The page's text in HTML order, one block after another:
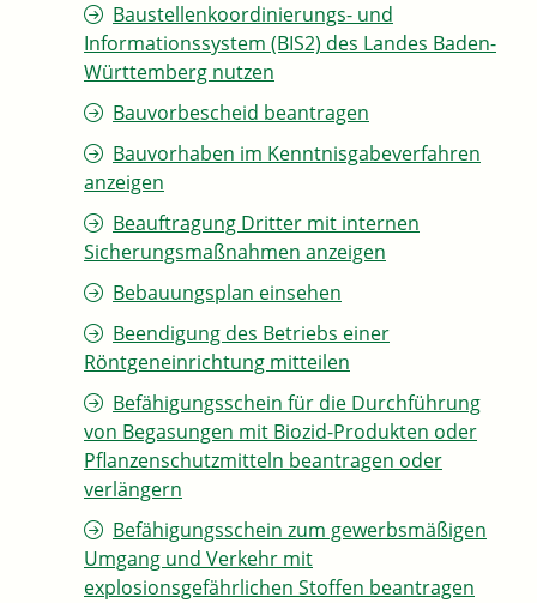
Baustellenkoordinierungs- und
Informationssystem (BIS2) des Landes Baden-
Württemberg nutzen
Bauvorbescheid beantragen
Bauvorhaben im Kenntnisgabeverfahren
anzeigen
Beauftragung Dritter mit internen
Sicherungsmaßnahmen anzeigen
Bebauungsplan einsehen
Beendigung des Betriebs einer
Röntgeneinrichtung mitteilen
Befähigungsschein für die Durchführung
von Begasungen mit Biozid-Produkten oder
Pflanzenschutzmitteln beantragen oder
verlängern
Befähigungsschein zum gewerbsmäßigen
Umgang und Verkehr mit
explosionsgefährlichen Stoffen beantragen